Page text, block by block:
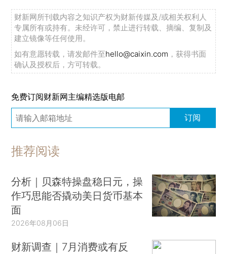
财新网所刊载内容之知识产权为财新传媒及/或相关权利人
专属所有或持有。未经许可，禁止进行转载、摘编、复制及
建立镜像等任何使用。
如有意愿转载，请发邮件至hello@caixin.com ，获得书面
确认及授权后，方可转载。
免费订阅财新网主编精选版电邮
订阅
推荐阅读
分析｜贝森特操盘稳日元，操
作巧思能否撬动美日货币基本
面
2026年08月06日
财新调查｜7月消费或有反